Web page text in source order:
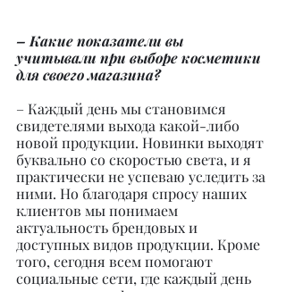
– Какие показатели вы
учитывали при выборе косметики
для своего магазина?
– Каждый день мы становимся
свидетелями выхода какой-либо
новой продукции. Новинки выходят
буквально со скоростью света, и я
практически не успеваю уследить за
ними. Но благодаря спросу наших
клиентов мы понимаем
актуальность брендовых и
доступных видов продукции. Кроме
того, сегодня всем помогают
социальные сети, где каждый день